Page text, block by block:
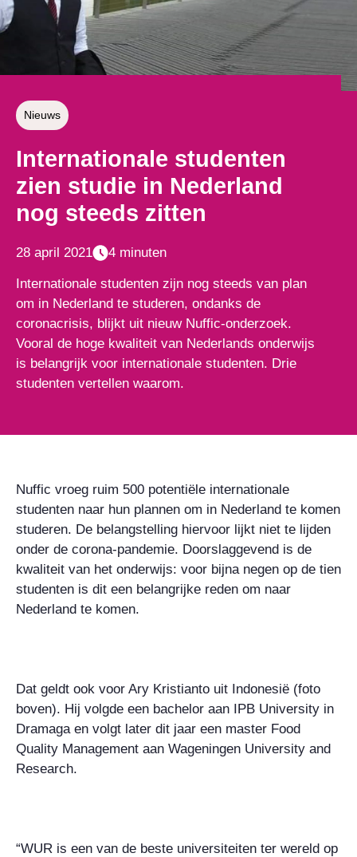
Nieuws
Internationale studenten
zien studie in Nederland
nog steeds zitten
28 april 2021 4 minuten
Internationale studenten zijn nog steeds van plan
om in Nederland te studeren, ondanks de
coronacrisis, blijkt uit nieuw Nuffic-onderzoek.
Vooral de hoge kwaliteit van Nederlands onderwijs
is belangrijk voor internationale studenten. Drie
studenten vertellen waarom.
Nuffic vroeg ruim 500 potentiële internationale
studenten naar hun plannen om in Nederland te komen
studeren. De belangstelling hiervoor lijkt niet te lijden
onder de corona-pandemie. Doorslaggevend is de
kwaliteit van het onderwijs: voor bijna negen op de tien
studenten is dit een belangrijke reden om naar
Nederland te komen.
Dat geldt ook voor Ary Kristianto uit Indonesië (foto
boven). Hij volgde een bachelor aan IPB University in
Dramaga en volgt later dit jaar een master Food
Quality Management aan Wageningen University and
Research.
“WUR is een van de beste universiteiten ter wereld op